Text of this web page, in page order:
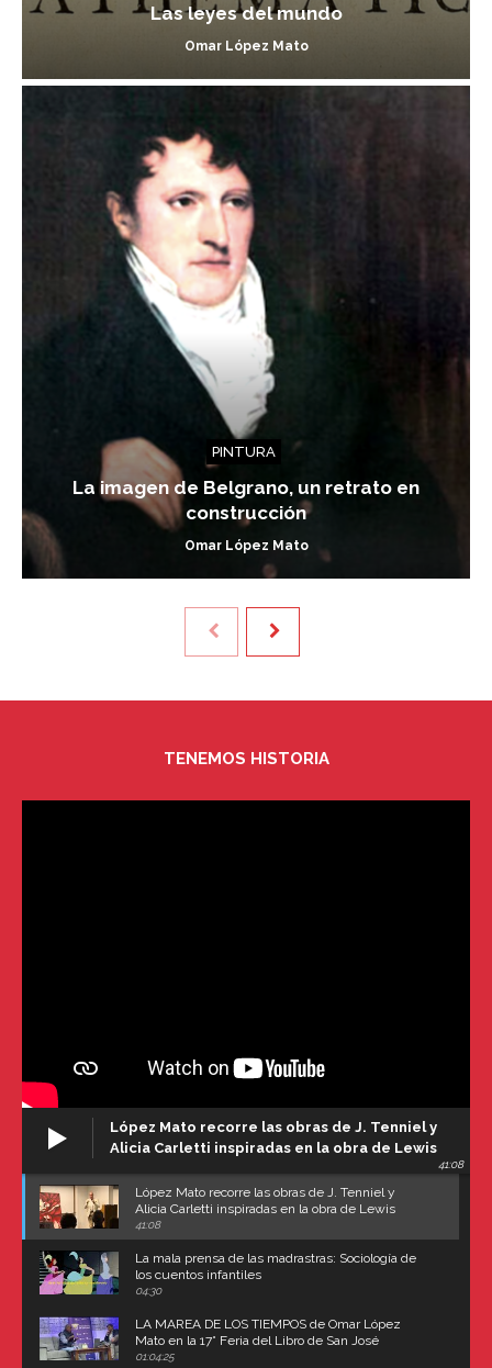
Las leyes del mundo
Omar López Mato
PINTURA
La imagen de Belgrano, un retrato en
construcción
Omar López Mato
TENEMOS HISTORIA
López Mato recorre las obras de J. Tenniel y
Alicia Carletti inspiradas en la obra de Lewis
41:08
López Mato recorre las obras de J. Tenniel y
Alicia Carletti inspiradas en la obra de Lewis
Carroll
41:08
La mala prensa de las madrastras: Sociología de
los cuentos infantiles
04:30
LA MAREA DE LOS TIEMPOS de Omar López
Mato en la 17° Feria del Libro de San José
(Uruguay)
01:04:25